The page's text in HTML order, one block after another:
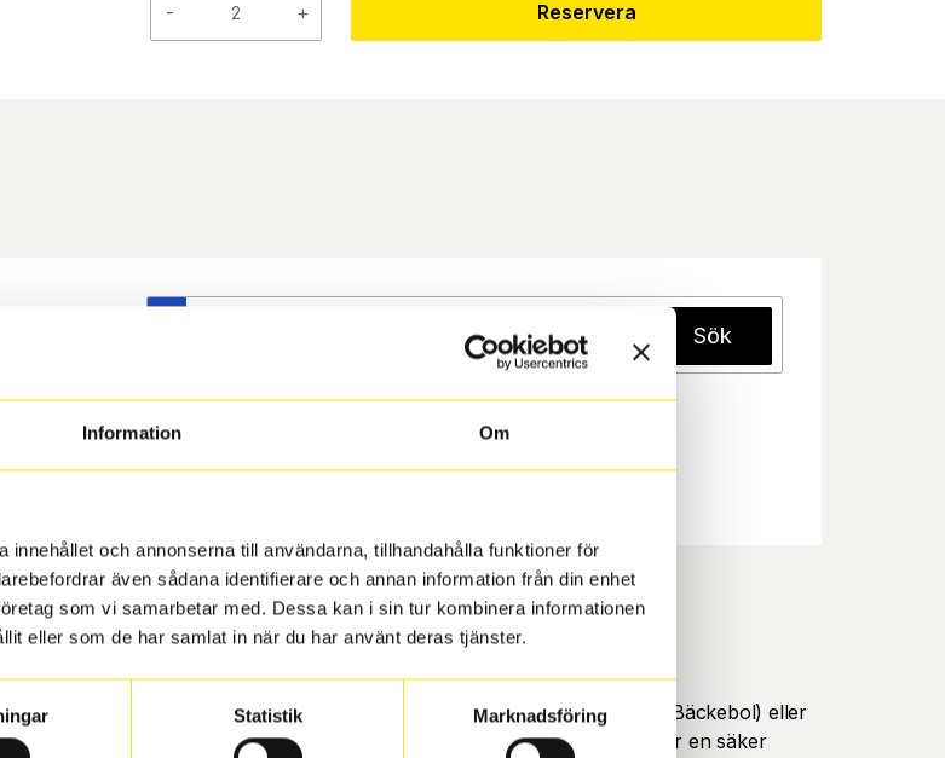
Information Om
och annonserna till användarna, tillhandahålla funktioner för
även sådana identifierare och annan information från din enhet
som vi samarbetar med. Dessa kan i sin tur kombinera informationen
eller som de har samlat in när du har använt deras tjänster.
Statistik Marknadsföring
- + Reservera
din
fälgar,
och inte
Sök
till någon av våra däckverkstäder i Göteborg. Välj mellan Hisingen (Bäckebol) eller
eller service. När vi byter dina däck ser vi till att de uppfyller alla krav för en säker